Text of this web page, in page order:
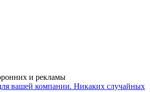
и рекламы
вашей компании. Никаких случайных